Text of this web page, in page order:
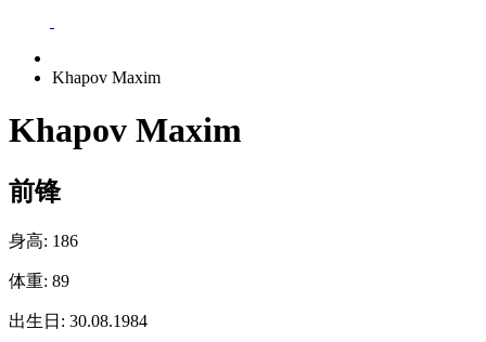
Khapov Maxim
Khapov Maxim
前锋
身高: 186
体重: 89
出生日: 30.08.1984